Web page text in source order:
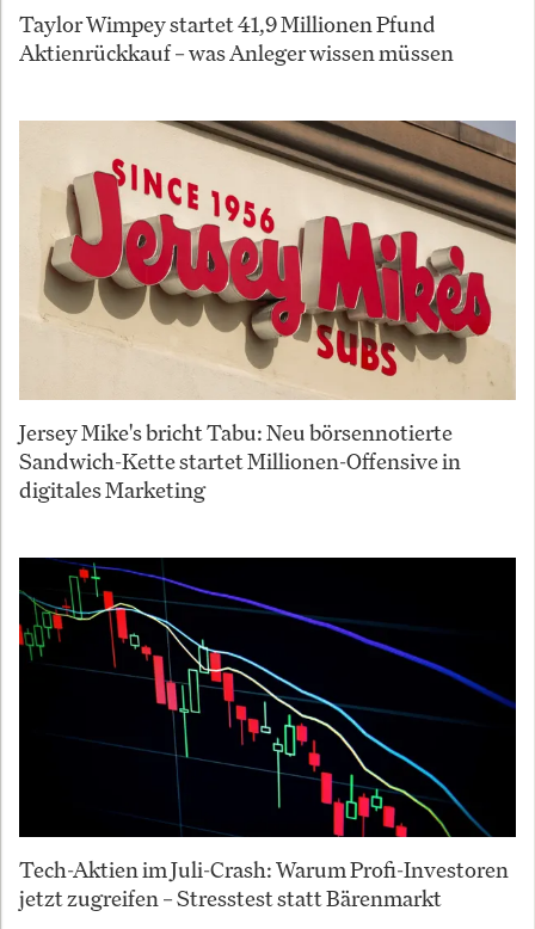
Taylor Wimpey startet 41,9 Millionen Pfund
Aktienrückkauf – was Anleger wissen müssen
Jersey Mike's bricht Tabu: Neu börsennotierte
Sandwich-Kette startet Millionen-Offensive in
digitales Marketing
Tech-Aktien im Juli-Crash: Warum Profi-Investoren
jetzt zugreifen – Stresstest statt Bärenmarkt